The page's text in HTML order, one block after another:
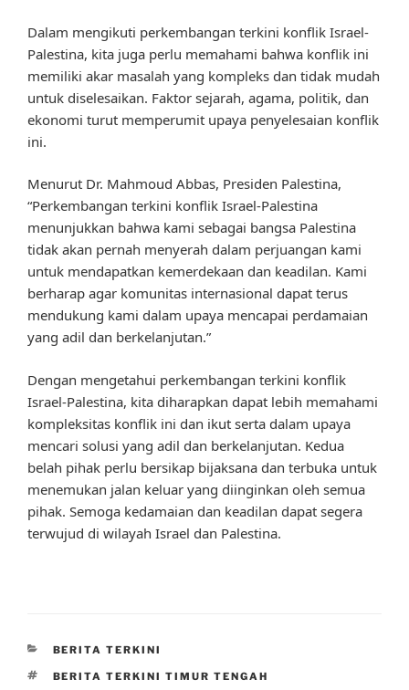
Dalam mengikuti perkembangan terkini konflik Israel-
Palestina, kita juga perlu memahami bahwa konflik ini
memiliki akar masalah yang kompleks dan tidak mudah
untuk diselesaikan. Faktor sejarah, agama, politik, dan
ekonomi turut memperumit upaya penyelesaian konflik
ini.
Menurut Dr. Mahmoud Abbas, Presiden Palestina,
“Perkembangan terkini konflik Israel-Palestina
menunjukkan bahwa kami sebagai bangsa Palestina
tidak akan pernah menyerah dalam perjuangan kami
untuk mendapatkan kemerdekaan dan keadilan. Kami
berharap agar komunitas internasional dapat terus
mendukung kami dalam upaya mencapai perdamaian
yang adil dan berkelanjutan.”
Dengan mengetahui perkembangan terkini konflik
Israel-Palestina, kita diharapkan dapat lebih memahami
kompleksitas konflik ini dan ikut serta dalam upaya
mencari solusi yang adil dan berkelanjutan. Kedua
belah pihak perlu bersikap bijaksana dan terbuka untuk
menemukan jalan keluar yang diinginkan oleh semua
pihak. Semoga kedamaian dan keadilan dapat segera
terwujud di wilayah Israel dan Palestina.
CATEGORIES
BERITA TERKINI
TAGS
BERITA TERKINI TIMUR TENGAH